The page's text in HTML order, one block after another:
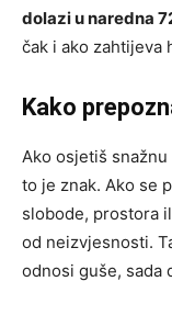
dolazi u naredna
čak i ako zahtijeva
Kako
Ako osjetiš
to je znak. Ako se
slobode, prostora
od neizvjesnosti.
odnosi guše, sada